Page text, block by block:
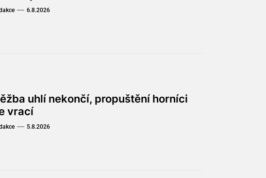
6.8.2026
uhlí nekončí, propuštění horníci
vrací
5.8.2026